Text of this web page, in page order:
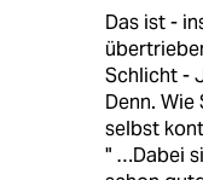
Das ist -
Schlicht -
Denn.
selbst
" …Dabei